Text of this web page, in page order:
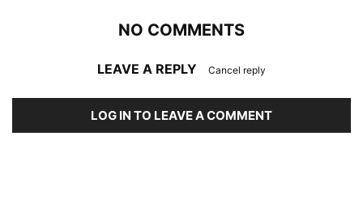
NO COMMENTS
LEAVE A REPLY Cancel reply
LOG IN TO LEAVE A COMMENT